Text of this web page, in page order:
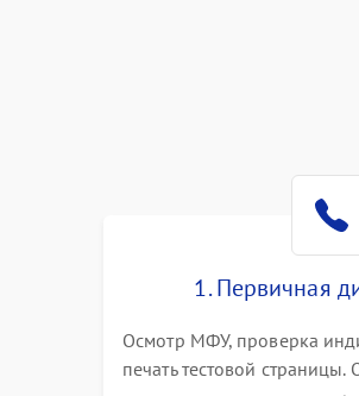
Проблемы с механикой
1. Первичная
Осмотр МФУ, проверка
печать тестовой страницы.